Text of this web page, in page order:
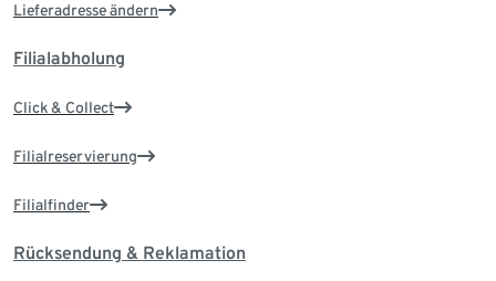
Lieferadresse ändern
Filialabholung
Click & Collect
Filialreservierung
Filialfinder
Rücksendung & Reklamation